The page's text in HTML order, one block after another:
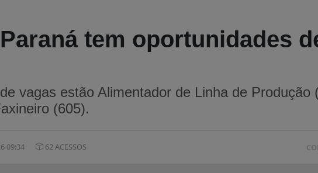
tem oportunidades
vagas estão Alimentador de Linha de Produção
(605).
09:34 62 ACESSOS